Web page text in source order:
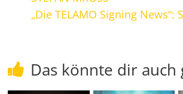
„Die TELAMO Signing News“:
Das könnte dir auch